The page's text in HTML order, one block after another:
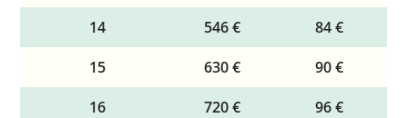
14
546 €
84 €
15
630 €
90 €
16
720 €
96 €